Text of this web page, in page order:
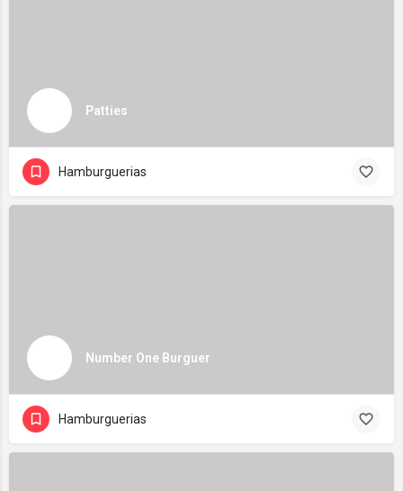
Patties
Hamburguerias
Number One Burguer
Hamburguerias